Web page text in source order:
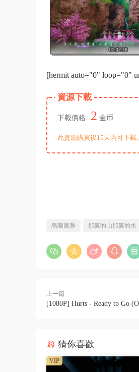
[hermit auto="0" loop="0"
資源下載
下載價格 2 金币
此資源購買後15天内可下
烏蘭圖雅 那裏的山那裏的水
上一篇
[1080P] Hurts - Ready to Go
猜你喜歡
VIP